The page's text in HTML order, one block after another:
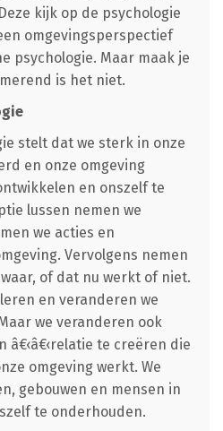
kijk op de psychologie
omgevingsperspectief
psychologie. Maar maak je
is het niet.
stelt dat we sterk in onze
en onze omgeving
en onszelf te
lussen nemen we
we acties en
Vervolgens nemen
of dat nu werkt of niet.
en veranderen we
we veranderen ook
â€‹â€‹relatie te creëren die
omgeving werkt. We
gebouwen en mensen in
te onderhouden.